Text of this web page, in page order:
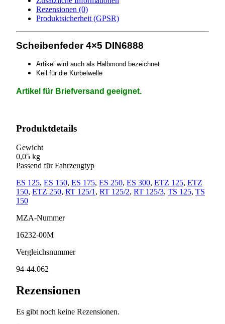
Rezensionen (0)
Produktsicherheit (GPSR)
Scheibenfeder 4×5 DIN6888
Artikel wird auch als Halbmond bezeichnet
Keil für die Kurbelwelle
Artikel für Briefversand geeignet.
Produktdetails
Gewicht
0,05 kg
Passend für Fahrzeugtyp
ES 125, ES 150, ES 175, ES 250, ES 300, ETZ 125, ETZ
150, ETZ 250, RT 125/1 , RT 125/2, RT 125/3, TS 125, TS
150
MZA-Nummer
16232-00M
Vergleichsnummer
94-44.062
Rezensionen
Es gibt noch keine Rezensionen.